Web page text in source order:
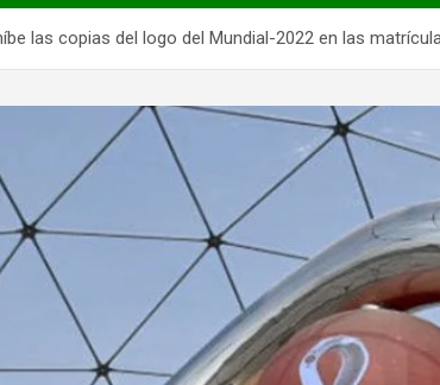
las copias del logo del Mundial-2022 en las